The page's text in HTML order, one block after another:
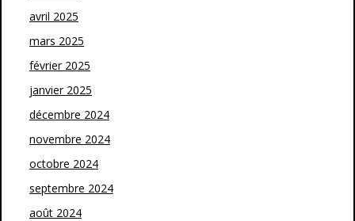
avril 2025
mars 2025
février 2025
janvier 2025
décembre 2024
novembre 2024
octobre 2024
septembre 2024
août 2024